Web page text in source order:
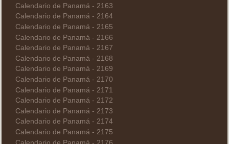
Calendario de Panamá - 2163
Calendario de Panamá - 2164
Calendario de Panamá - 2165
Calendario de Panamá - 2166
Calendario de Panamá - 2167
Calendario de Panamá - 2168
Calendario de Panamá - 2169
Calendario de Panamá - 2170
Calendario de Panamá - 2171
Calendario de Panamá - 2172
Calendario de Panamá - 2173
Calendario de Panamá - 2174
Calendario de Panamá - 2175